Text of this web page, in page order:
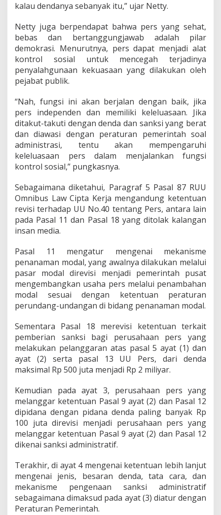
kalau dendanya sebanyak itu,” ujar Netty.
Netty juga berpendapat bahwa pers yang sehat,
bebas dan bertanggungjawab adalah pilar
demokrasi. Menurutnya, pers dapat menjadi alat
kontrol sosial untuk mencegah terjadinya
penyalahgunaan kekuasaan yang dilakukan oleh
pejabat publik.
“Nah, fungsi ini akan berjalan dengan baik, jika
pers independen dan memiliki keleluasaan. Jika
ditakut-takuti dengan denda dan sanksi yang berat
dan diawasi dengan peraturan pemerintah soal
administrasi, tentu akan mempengaruhi
keleluasaan pers dalam menjalankan fungsi
kontrol sosial,” pungkasnya.
Sebagaimana diketahui, Paragraf 5 Pasal 87 RUU
Omnibus Law Cipta Kerja mengandung ketentuan
revisi terhadap UU No.40 tentang Pers, antara lain
pada Pasal 11 dan Pasal 18 yang ditolak kalangan
insan media.
Pasal 11 mengatur mengenai mekanisme
penanaman modal, yang awalnya dilakukan melalui
pasar modal direvisi menjadi pemerintah pusat
mengembangkan usaha pers melalui penambahan
modal sesuai dengan ketentuan peraturan
perundang-undangan di bidang penanaman modal.
Sementara Pasal 18 merevisi ketentuan terkait
pemberian sanksi bagi perusahaan pers yang
melakukan pelanggaran atas pasal 5 ayat (1) dan
ayat (2) serta pasal 13 UU Pers, dari denda
maksimal Rp 500 juta menjadi Rp 2 miliyar.
Kemudian pada ayat 3, perusahaan pers yang
melanggar ketentuan Pasal 9 ayat (2) dan Pasal 12
dipidana dengan pidana denda paling banyak Rp
100 juta direvisi menjadi perusahaan pers yang
melanggar ketentuan Pasal 9 ayat (2) dan Pasal 12
dikenai sanksi administratif.
Terakhir, di ayat 4 mengenai ketentuan lebih lanjut
mengenai jenis, besaran denda, tata cara, dan
mekanisme pengenaan sanksi administratif
sebagaimana dimaksud pada ayat (3) diatur dengan
Peraturan Pemerintah.